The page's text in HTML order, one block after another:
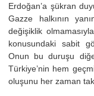
Erdoğan’a şükran
Gazze halkının
değişiklik
konusundaki sabit
Onun bu duruşu
Türkiye’nin hem
oluşunu her zaman